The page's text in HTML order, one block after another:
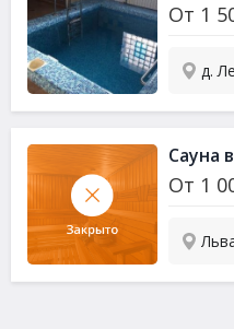
От 1
д.
Сауна
От 1